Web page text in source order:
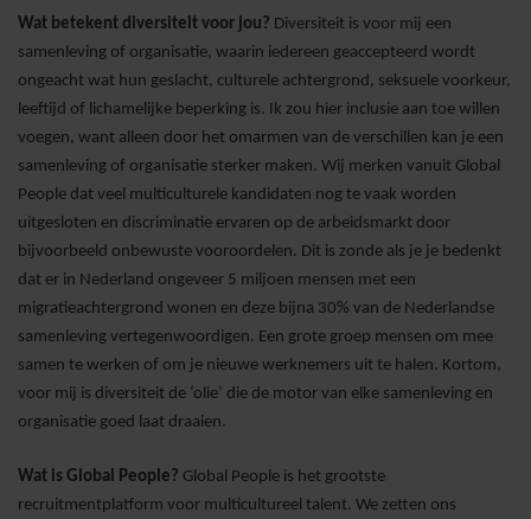
Wat betekent diversiteit voor jou? Diversiteit is voor mij een
samenleving of organisatie, waarin iedereen geaccepteerd wordt
ongeacht wat hun geslacht, culturele achtergrond, seksuele voorkeur,
leeftijd of lichamelijke beperking is. Ik zou hier inclusie aan toe willen
voegen, want alleen door het omarmen van de verschillen kan je een
samenleving of organisatie sterker maken. Wij merken vanuit Global
People dat veel multiculturele kandidaten nog te vaak worden
uitgesloten en discriminatie ervaren op de arbeidsmarkt door
bijvoorbeeld onbewuste vooroordelen. Dit is zonde als je je bedenkt
dat er in Nederland ongeveer 5 miljoen mensen met een
migratieachtergrond wonen en deze bijna 30% van de Nederlandse
samenleving vertegenwoordigen. Een grote groep mensen om mee
samen te werken of om je nieuwe werknemers uit te halen. Kortom,
voor mij is diversiteit de ‘olie’ die de motor van elke samenleving en
organisatie goed laat draaien.
Wat is Global People? Global People is het grootste
recruitmentplatform voor multicultureel talent. We zetten ons